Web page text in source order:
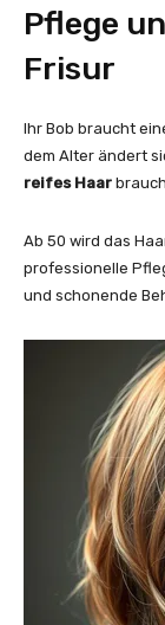
Pflege
Frisur
Ihr Bob braucht
dem Alter ändert
reifes Haar
Ab 50 wird das
professionelle
und schonende